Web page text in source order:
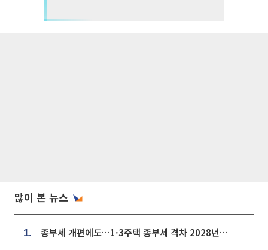
많이 본 뉴스
1. 종부세 개편에도…1·3주택 종부세 격차 2028년부터 확대